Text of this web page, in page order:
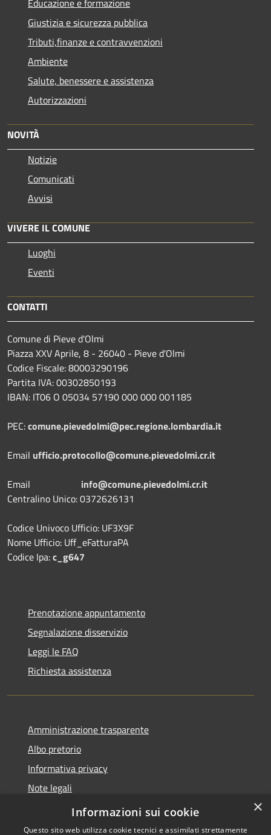
Giustizia e sicurezza pubblica
Tributi,finanze e contravvenzioni
Ambiente
Salute, benessere e assistenza
Autorizzazioni
NOVITÀ
Notizie
Comunicati
Avvisi
VIVERE IL COMUNE
Luoghi
Eventi
CONTATTI
Comune di Pieve d'Olmi
Piazza XXV Aprile, 8 - 26040 - Pieve d'Olmi
Codice Fiscale: 80003290196
Partita IVA: 00302850193
IBAN: IT06 O 05034 57190 000 000 001185
PEC:comune.pievedolmi@pec.regione.lombardia.it
Email ufficio.protocollo@comune.pievedolmi.cr.it
Email info@comune.pievedolmi.cr.it
Centralino Unico: 0372626131
Codice Univoco Ufficio: UF3X9F
Nome Ufficio: Uff_eFatturaPA
Codice Ipa:c_g647
Prenotazione appuntamento
Segnalazione disservizio
Leggi le FAQ
Richiesta assistenza
Amministrazione trasparente
Albo pretorio
Informativa privacy
Note legali
Dichiarazione di accessibilità
×
Informazioni sui cookie
Questo sito web utilizza cookie tecnici e assimilati strettamente